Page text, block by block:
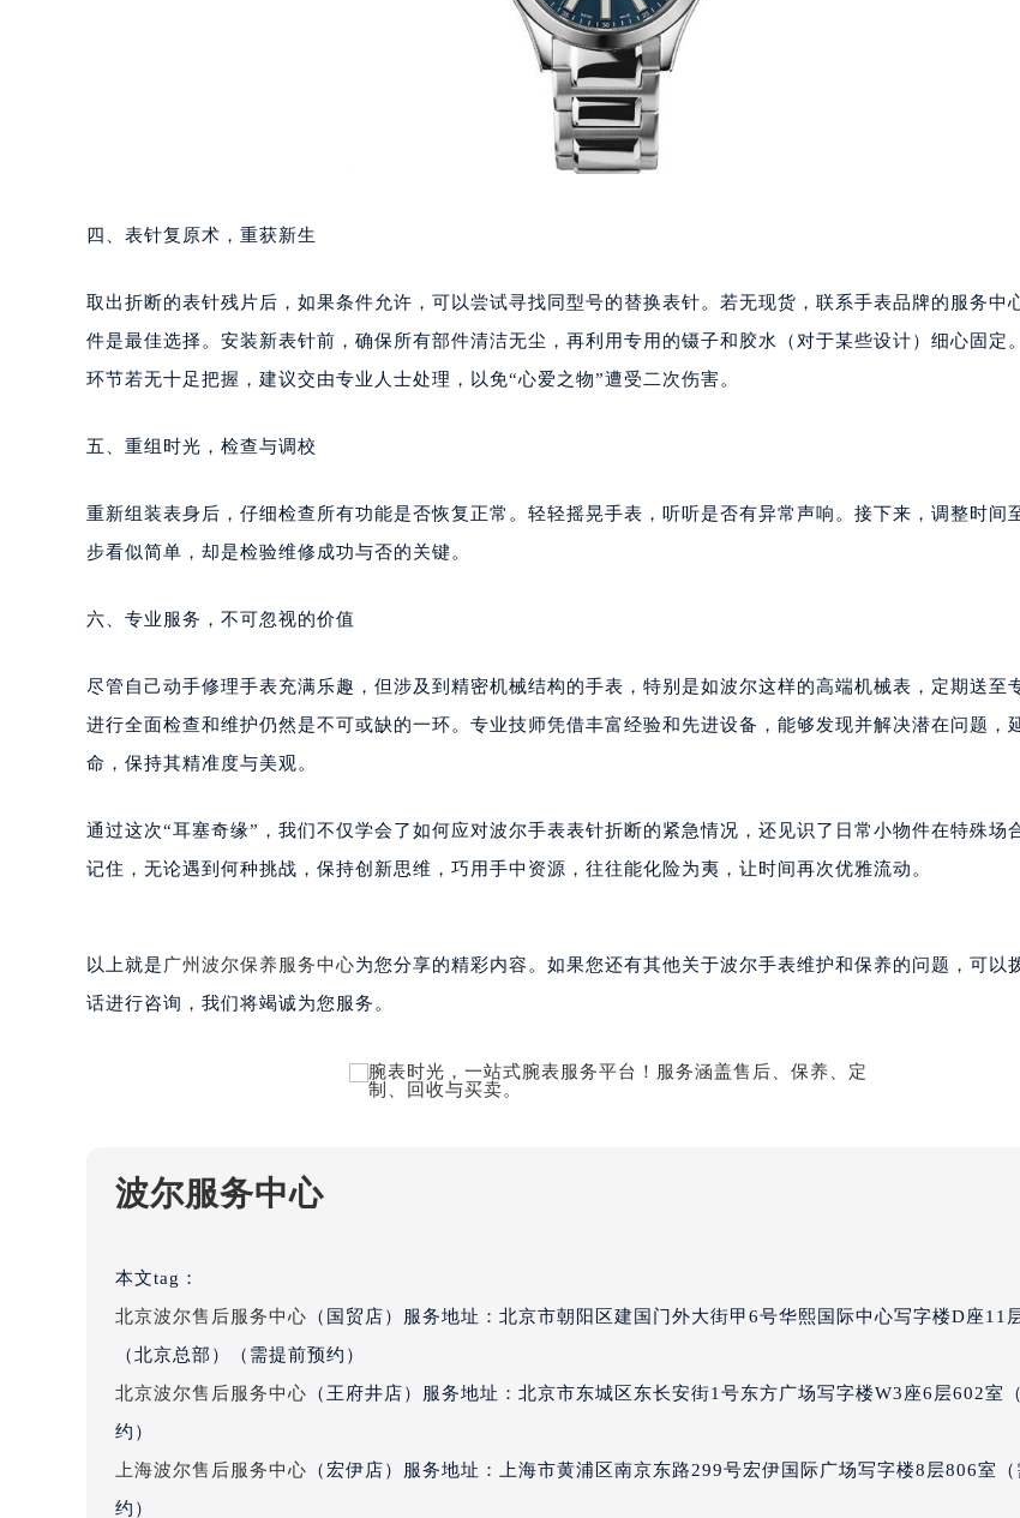
青岛市南区山东路6号华润大厦B座22层04室（需提前预约）
烟台市芝罘区胜利路139号万达金融中心A座907室（需提前预约）
长春市朝阳区西安大路727号中银大厦A座(旺进大厦)18层09室（需提前预约）
贵阳市南明区都司高架桥路33号亨特国际金融中心14楼14D（需提前预约）
昆明市盘龙区北京路928号同德昆明广场写字楼10层06室（需提前预约）
西安市碑林区南关正街88号华侨城长安国际中心E座6楼10室（需提前预约）
唐山市路南区新华东道100号万达广场写字楼A座10层1002室（需提前预约）
甘肃省兰州市七里河区西津西路16号兰州中心写字楼21层2102室（需提前预约）
黑龙江省大庆市萨尔图区会战大街波尔售后服务中心（需提前预约）
黑龙江省黑河市爱辉区中央街波尔售后服务中心（需提前预约）
黑龙江省鸡西市鸡冠区红军路波尔售后服务中心（需提前预约）
黑龙江省牡丹江市东安区太平路波尔售后服务中心（需提前预约）
黑龙江省齐齐哈尔市龙沙区龙华路波尔售后服务中心（需提前预约）
黑龙江省双鸭山市尖山区新兴大街波尔售后服务中心（需提前预约）
黑龙江省绥化市北林区新华街与康庄路交叉口波尔售后服务中心（需提前预约）
吉林省白城市洮北区明仁南街波尔售后服务中心（需提前预约）
吉林省白山市浑江区浑江大街波尔售后服务中心（需提前预约）
吉林省梅河口市新华街道梅河大街波尔售后服务中心（需提前预约）
吉林省四平市铁东区紫气大路与南九经街交汇处波尔售后服务中心（需提前预约）
吉林省通化市东昌区环通乡江南大街波尔售后服务中心（需提前预约）
吉林省延边市延吉市解放路波尔售后服务中心（需提前预约）
辽宁省朝阳市双塔区新华路波尔售后服务中心（需提前预约）
辽宁省锦州市古塔区中央大街波尔售后服务中心（需提前预约）
辽宁省辽阳市白塔区新运大街波尔售后服务中心（需提前预约）
辽宁省铁岭市银州区南马路波尔售后服务中心（需提前预约）
四、表针复原术，重获新生
取出折断的表针残片后，如果条件允许，可以尝试寻找同型号的替换表针。若无现货，联系手表品牌的服务中
件是最佳选择。安装新表针前，确保所有部件清洁无尘，再利用专用的镊子和胶水（对于某些设计）细心固定
环节若无十足把握，建议交由专业人士处理，以免“心爱之物”遭受二次伤害。
五、重组时光，检查与调校
重新组装表身后，仔细检查所有功能是否恢复正常。轻轻摇晃手表，听听是否有异常声响。接下来，调整时间
步看似简单，却是检验维修成功与否的关键。
六、专业服务，不可忽视的价值
尽管自己动手修理手表充满乐趣，但涉及到精密机械结构的手表，特别是如波尔这样的高端机械表，定期送至
进行全面检查和维护仍然是不可或缺的一环。专业技师凭借丰富经验和先进设备，能够发现并解决潜在问题，
命，保持其精准度与美观。
通过这次“耳塞奇缘”，我们不仅学会了如何应对波尔手表表针折断的紧急情况，还见识了日常小物件在特殊场
记住，无论遇到何种挑战，保持创新思维，巧用手中资源，往往能化险为夷，让时间再次优雅流动。
以上就是 广州波尔保养服务中心为您分享的精彩内容。如果您还有其他关于波尔手表维护和保养的问题，可以
话进行咨询，我们将竭诚为您服务。
波尔服务中心
本文tag：
北京波尔售后服务中心 （国贸店）服务地址：北京市朝阳区建国门外大街甲6号华熙国际中心写字楼D座11
（北京总部）（需提前预约）
北京波尔售后服务中心 （王府井店）服务地址：北京市东城区东长安街1号东方广场写字楼W3座6层602室
约）
上海波尔售后服务中心 （宏伊店）服务地址：上海市黄浦区南京东路299号宏伊国际广场写字楼8层806室（
约）